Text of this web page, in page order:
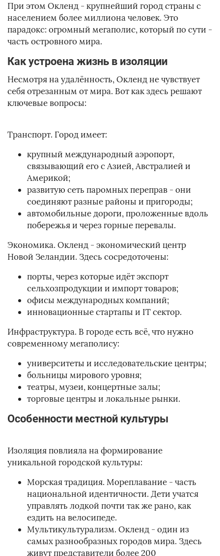
При этом Окленд - крупнейший город страны с
населением более миллиона человек. Это
парадокс: огромный мегаполис, который по сути -
часть островного мира.
Как устроена жизнь в изоляции
Несмотря на удалённость, Окленд не чувствует
себя отрезанным от мира. Вот как здесь решают
ключевые вопросы:
Транспорт. Город имеет:
крупный международный аэропорт,
связывающий его с Азией, Австралией и
Америкой;
развитую сеть паромных переправ - они
соединяют разные районы и пригороды;
автомобильные дороги, проложенные вдоль
побережья и через горные перевалы.
Экономика. Окленд - экономический центр
Новой Зеландии. Здесь сосредоточены:
порты, через которые идёт экспорт
сельхозпродукции и импорт товаров;
офисы международных компаний;
инновационные стартапы и IT сектор.
Инфраструктура. В городе есть всё, что нужно
современному мегаполису:
университеты и исследовательские центры;
больницы мирового уровня;
театры, музеи, концертные залы;
торговые центры и локальные рынки.
Особенности местной культуры
Изоляция повлияла на формирование
уникальной городской культуры:
Морская традиция. Мореплавание - часть
национальной идентичности. Дети учатся
управлять лодкой почти так же рано, как
ездить на велосипеде.
Мультикультурализм. Окленд - один из
самых разнообразных городов мира. Здесь
живут представители более 200